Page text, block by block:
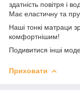
здатність повітря і
Має еластичну та
Наші тонкі матраци
комфортнішим!
Подивитися інші
Приховати